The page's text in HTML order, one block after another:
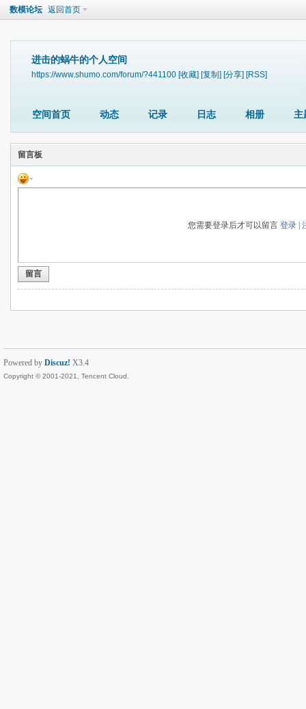
数模论坛 返回首页
进击的蜗牛的个人空间
https://www.shumo.com/forum/?441100 [收藏] [复制] [分享] [RSS]
空间首页 动态 记录 日志 相册 主
留言板
您需要登录后才可以留言登录 |
留言
Powered by Discuz! X3.4
Copyright © 2001-2021, Tencent Cloud.